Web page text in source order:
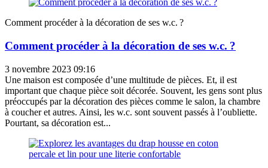
Comment procéder à la décoration de ses w.c. ?
Comment procéder à la décoration de ses w.c. ?
3 novembre 2023 09:16
Une maison est composée d’une multitude de pièces. Et, il est
important que chaque pièce soit décorée. Souvent, les gens sont plus
préoccupés par la décoration des pièces comme le salon, la chambre
à coucher et autres. Ainsi, les w.c. sont souvent passés à l’oubliette.
Pourtant, sa décoration est...